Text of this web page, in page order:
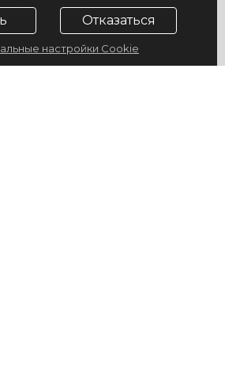
Отказаться
настройки Cookie